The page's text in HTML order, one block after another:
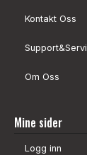
Kontakt Oss
Om Oss
Mine sider
Logg inn